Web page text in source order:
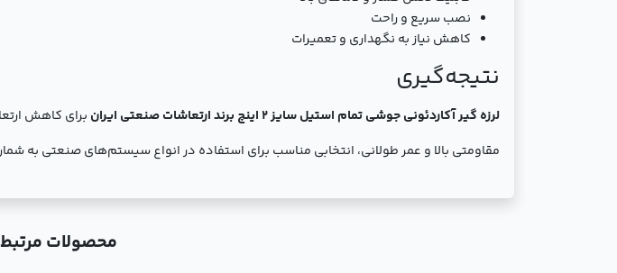
نصب سریع و راحت
کاهش نیاز به نگهداری و تعمیرات
نتیجه‌گیری
لرزه گیر آکاردئونی جوشی تمام استیل سایز 2 اینچ برند ارتعاشات صنعتی ایران
برای کاهش
مقاومتی بالا و عمر طولانی، انتخابی مناسب برای استفاده در انواع سیستم‌های صنعتی به
محصولات